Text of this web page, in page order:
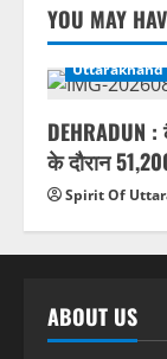
YOU MAY
Uttarakhand
DEHRADUN
के दौरान
Spirit Of
ABOUT US